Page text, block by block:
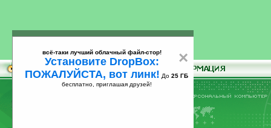
×
всё-таки лучший облачный файл-стор!
Установите DropBox:
ПОЖАЛУЙСТА, вот линк! До 25 ГБ
бесплатно, приглашая друзей!